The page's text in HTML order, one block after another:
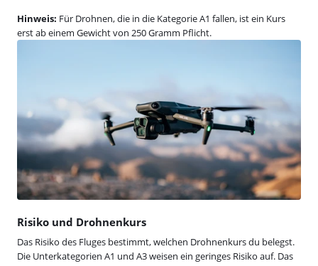
Hinweis: Für Drohnen, die in die Kategorie A1 fallen, ist ein Kurs
erst ab einem Gewicht von 250 Gramm Pflicht.
Risiko und Drohnenkurs
Das Risiko des Fluges bestimmt, welchen Drohnenkurs du belegst.
Die Unterkategorien A1 und A3 weisen ein geringes Risiko auf. Das